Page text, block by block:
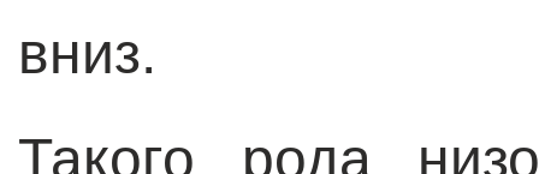
вниз.
Такого рода